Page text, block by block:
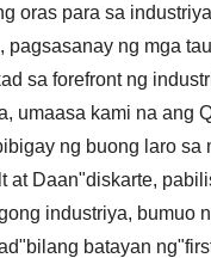
oras para sa
ng mga
sa forefront ng
umaasa kami na ang
ng buong laro sa
Daan"diskarte,
industriya, bumuo
batayan